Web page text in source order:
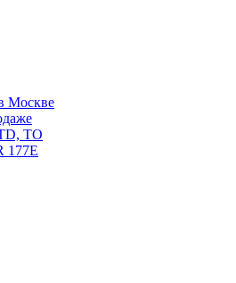
Москве
TO
177Е